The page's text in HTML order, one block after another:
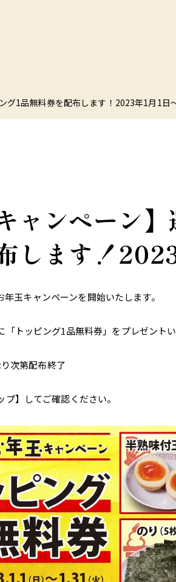
グ1品無料券を配布します！2023年1月1日
ャンペーン
します！
玉キャンペーンを開始いたします。
「トッピング1品無料券」をプレゼントい
次第配布終了
】してご確認ください。